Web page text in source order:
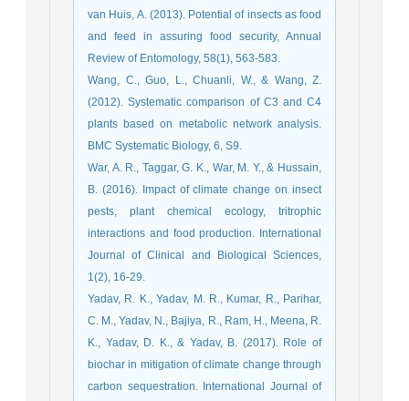
van Huis, A. (2013). Potential of insects as food
and feed in assuring food security, Annual
Review of Entomology, 58(1), 563-583.
Wang, C., Guo, L., Chuanli, W., & Wang, Z.
(2012). Systematic comparison of C3 and C4
plants based on metabolic network analysis.
BMC Systematic Biology, 6, S9.
War, A. R., Taggar, G. K., War, M. Y., & Hussain,
B. (2016). Impact of climate change on insect
pests, plant chemical ecology, tritrophic
interactions and food production. International
Journal of Clinical and Biological Sciences,
1(2), 16-29.
Yadav, R. K., Yadav, M. R., Kumar, R., Parihar,
C. M., Yadav, N., Bajiya, R., Ram, H., Meena, R.
K., Yadav, D. K., & Yadav, B. (2017). Role of
biochar in mitigation of climate change through
carbon sequestration. International Journal of